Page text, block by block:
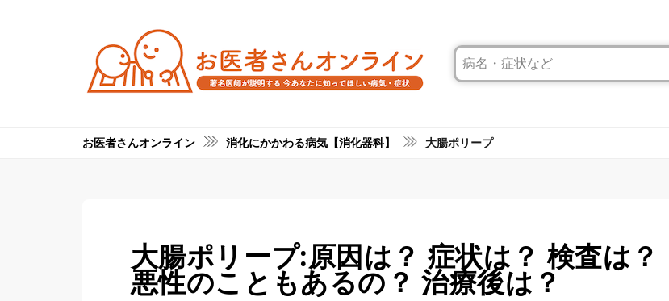
お医者さんオンライン 消化にかかわる病気【消化器科】 大腸ポリープ
大腸ポリープ:原因は？ 症状は？ 検査は？
悪性のこともあるの？ 治療後は？